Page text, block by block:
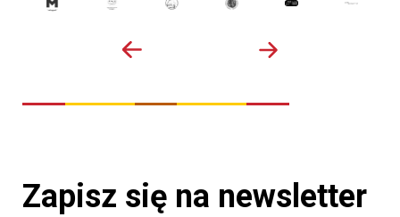
Zapisz się na newsletter